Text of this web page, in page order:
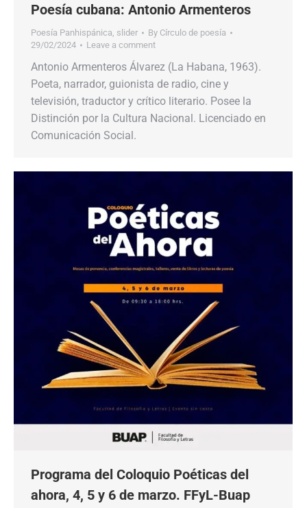
Poesía cubana: Antonio Armenteros
Poesía Panhispánica, slider By Círculo de poesía
29/02/2024
Leave a comment
Antonio Armenteros Álvarez (La Habana, 1963).
Poeta, narrador, guionista de radio, cine y
televisión, traductor y crítico literario. Posee la
Distinción por la Cultura Nacional. Licenciado en
Comunicación Social.
Programa del Coloquio Poéticas del
ahora, 4, 5 y 6 de marzo. FFyL-Buap